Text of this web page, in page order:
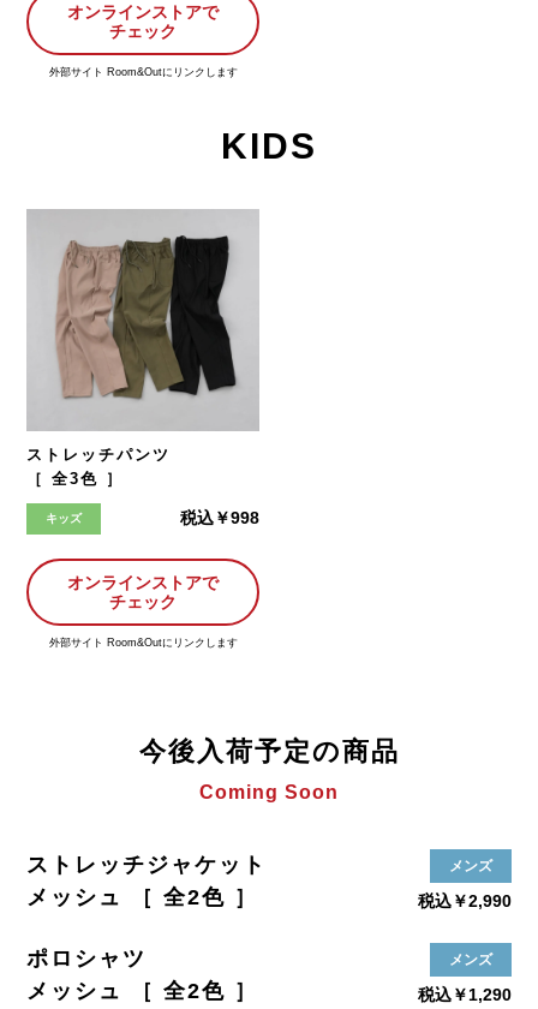
オンラインストアで
チェック
外部サイト Room&Outにリンクします
KIDS
ストレッチパンツ
［ 全3色 ］
キッズ 税込￥998
オンラインストアで
チェック
外部サイト Room&Outにリンクします
今後入荷予定の商品
Coming Soon
ストレッチジャケット
メッシュ ［ 全2色 ］
メンズ
税込￥2,990
ポロシャツ
メッシュ ［ 全2色 ］
メンズ
税込￥1,290